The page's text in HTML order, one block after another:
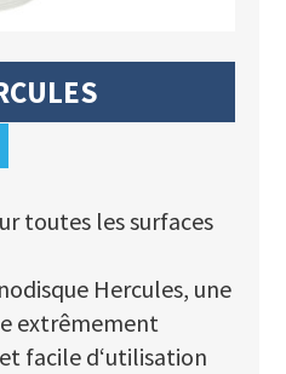
toutes les surfaces
Hercules, une
extrêmement
facile d‘utilisation